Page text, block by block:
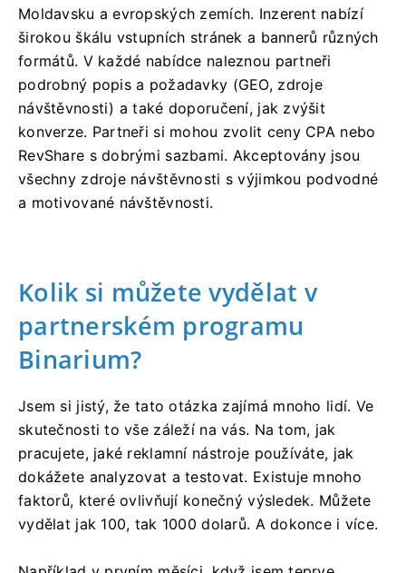
Moldavsku a evropských zemích. Inzerent nabízí
širokou škálu vstupních stránek a bannerů různých
formátů. V každé nabídce naleznou partneři
podrobný popis a požadavky (GEO, zdroje
návštěvnosti) a také doporučení, jak zvýšit
konverze. Partneři si mohou zvolit ceny CPA nebo
RevShare s dobrými sazbami. Akceptovány jsou
všechny zdroje návštěvnosti s výjimkou podvodné
a motivované návštěvnosti.
Kolik si můžete vydělat v
partnerském programu
Binarium?
Jsem si jistý, že tato otázka zajímá mnoho lidí. Ve
skutečnosti to vše záleží na vás. Na tom, jak
pracujete, jaké reklamní nástroje používáte, jak
dokážete analyzovat a testovat. Existuje mnoho
faktorů, které ovlivňují konečný výsledek. Můžete
vydělat jak 100, tak 1000 dolarů. A dokonce i více.